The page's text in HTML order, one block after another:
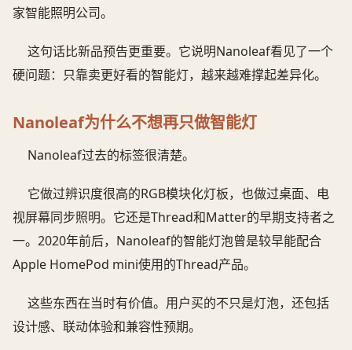
家智能照明公司。
这句话比新品预告更重要。它说明Nanoleaf看见了一个
硬问题：只靠卖更好看的智能灯，越来越难撑起差异化。
Nanoleaf为什么不想再只做智能灯
Nanoleaf过去的标签很清楚。
它做过辨识度很高的RGB模块化灯板，也做过桌面、电
视屏幕同步照明。它还是Thread和Matter的早期支持者之
一。2020年前后，Nanoleaf的智能灯泡曾是较早能配合
Apple HomePod mini使用的Thread产品。
这些东西在当时有价值。用户买的不只是灯泡，还包括
设计感、联动体验和兼容性预期。